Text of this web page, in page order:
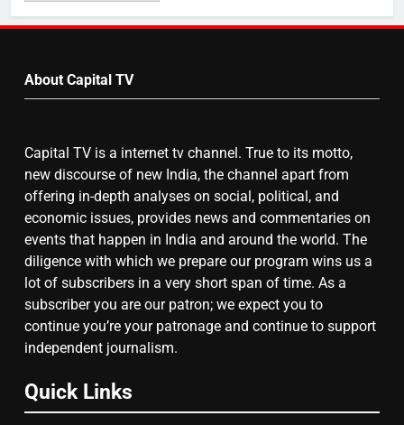
बढ़ा पंचायतों का बजट
7
गाजा युद्धविराम को लेकर बड़ी खबरें
8
चुनाव से पहले लालू परिवार पर बड़ा झटका,
दिल्ली कोर्ट ने IRCTC घोटाले में आरोप
तय किए
by
About Capital TV
Capital TV is a internet tv channel. True to its motto,
new discourse of new India, the channel apart from
offering in-depth analyses on social, political, and
economic issues, provides news and commentaries on
events that happen in India and around the world. The
diligence with which we prepare our program wins us a
lot of subscribers in a very short span of time. As a
subscriber you are our patron; we expect you to
continue you’re your patronage and continue to support
independent journalism.
Quick Links